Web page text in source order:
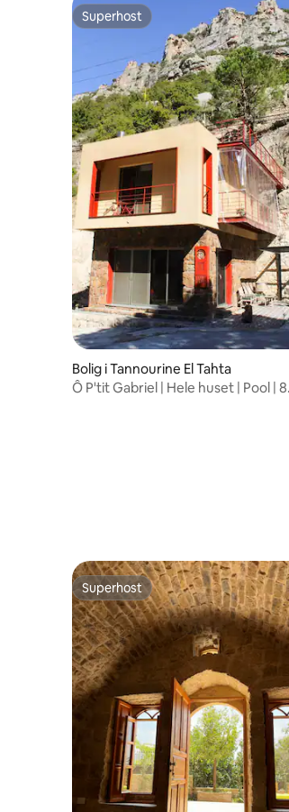
Superhost
Superhost
Bolig i Tannourine El Tahta
Ô P'tit Gabriel | Hele huset | Pool | 8
Superhost
Superhost